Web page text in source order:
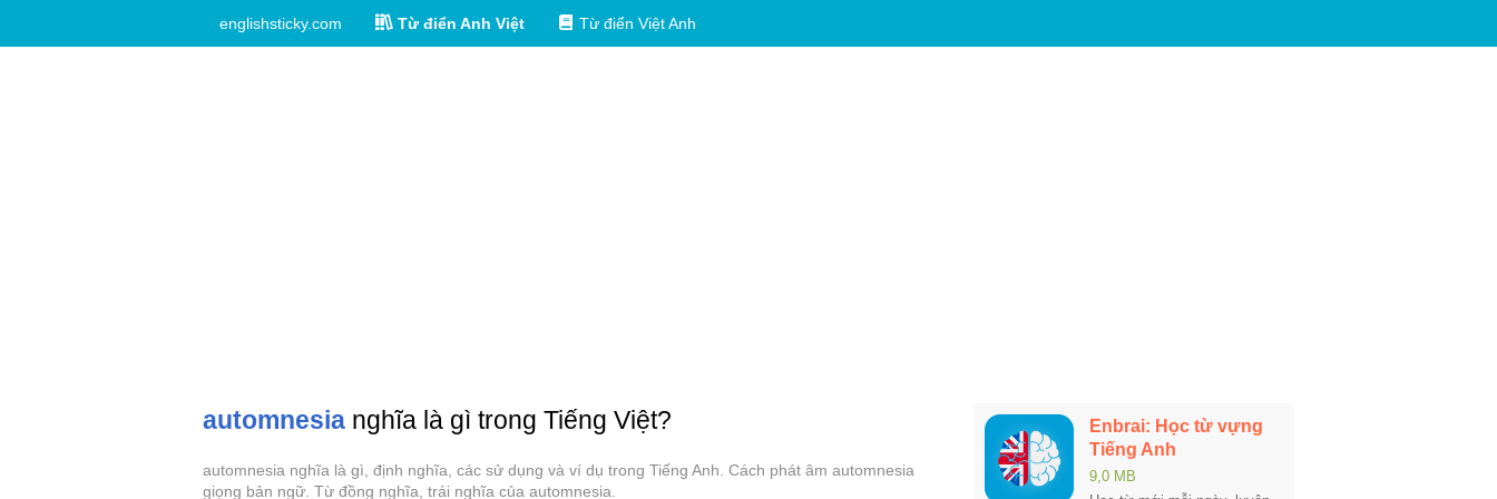
englishsticky.com Từ điển Anh Việt Từ điển Việt Anh
automnesia nghĩa là gì trong Tiếng Việt?
automnesia nghĩa là gì, định nghĩa, các sử dụng và ví dụ trong Tiếng Anh. Cách phát âm automnesia
giọng bản ngữ. Từ đồng nghĩa, trái nghĩa của automnesia.
Enbrai: Học từ vựng
Tiếng Anh
9,0 MB